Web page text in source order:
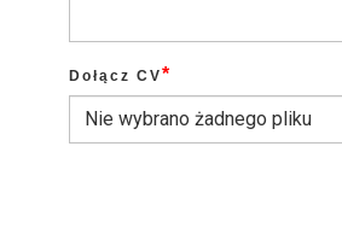
Dołącz CV*
Nie wybrano żadnego pliku